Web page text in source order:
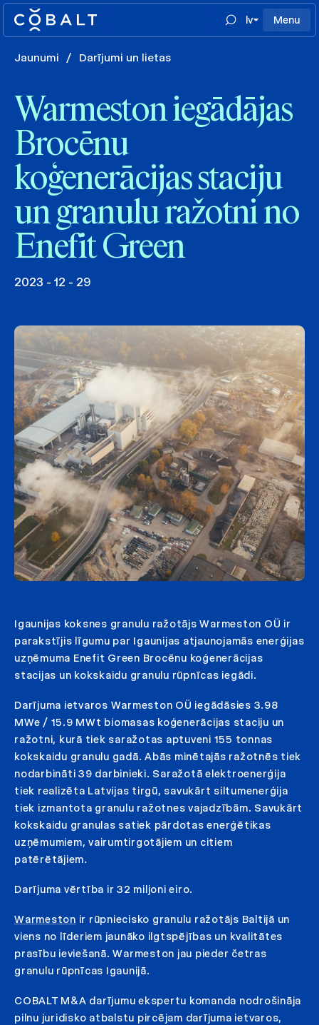
lv Menu
Jaunumi / Darījumi un lietas
Warmeston iegādājas
Brocēnu
koģenerācijas staciju
un granulu ražotni no
Enefit Green
2023 - 12 - 29
Igaunijas koksnes granulu ražotājs Warmeston OÜ ir
parakstījis līgumu par Igaunijas atjaunojamās enerģijas
uzņēmuma Enefit Green Brocēnu koģenerācijas
stacijas un kokskaidu granulu rūpnīcas iegādi.
Darījuma ietvaros Warmeston OÜ iegādāsies 3.98
MWe / 15.9 MWt biomasas koģenerācijas staciju un
ražotni, kurā tiek saražotas aptuveni 155 tonnas
kokskaidu granulu gadā. Abās minētajās ražotnēs tiek
nodarbināti 39 darbinieki. Saražotā elektroenerģija
tiek realizēta Latvijas tirgū, savukārt siltumenerģija
tiek izmantota granulu ražotnes vajadzībām. Savukārt
kokskaidu granulas satiek pārdotas enerģētikas
uzņēmumiem, vairumtirgotājiem un citiem
patērētājiem.
Darījuma vērtība ir 32 miljoni eiro.
Warmeston ir rūpniecisko granulu ražotājs Baltijā un
viens no līderiem jaunāko ilgtspējības un kvalitātes
prasību ieviešanā. Warmeston jau pieder četras
granulu rūpnīcas Igaunijā.
COBALT M&A darījumu ekspertu komanda nodrošināja
pilnu juridisko atbalstu pircējam darījuma ietvaros,